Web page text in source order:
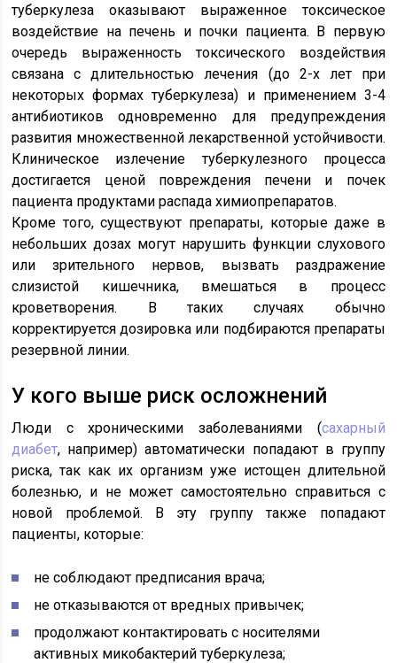
туберкулеза оказывают выраженное токсическое
воздействие на печень и почки пациента. В первую
очередь выраженность токсического воздействия
связана с длительностью лечения (до 2-х лет при
некоторых формах туберкулеза) и применением 3-4
антибиотиков одновременно для предупреждения
развития множественной лекарственной устойчивости.
Клиническое излечение туберкулезного процесса
достигается ценой повреждения печени и почек
пациента продуктами распада химиопрепаратов.
Кроме того, существуют препараты, которые даже в
небольших дозах могут нарушить функции слухового
или зрительного нервов, вызвать раздражение
слизистой кишечника, вмешаться в процесс
кроветворения. В таких случаях обычно
корректируется дозировка или подбираются препараты
резервной линии.
У кого выше риск осложнений
Люди с хроническими заболеваниями (сахарный
диабет, например) автоматически попадают в группу
риска, так как их организм уже истощен длительной
болезнью, и не может самостоятельно справиться с
новой проблемой. В эту группу также попадают
пациенты, которые:
не соблюдают предписания врача;
не отказываются от вредных привычек;
продолжают контактировать с носителями
активных микобактерий туберкулеза;